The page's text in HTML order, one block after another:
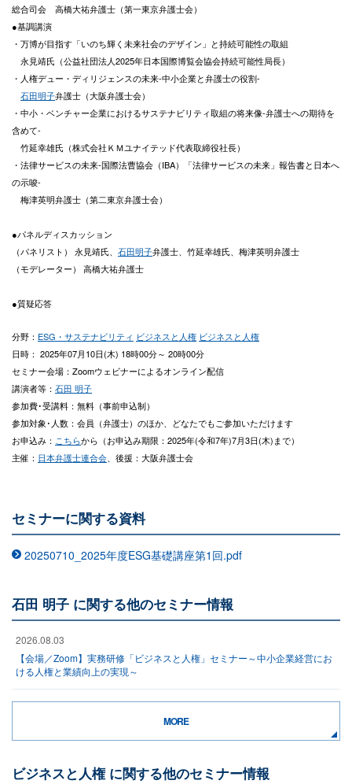
総合司会 高橋大祐弁護士（第一東京弁護士会）
●基調講演
・万博が目指す「いのち輝く未来社会のデザイン」と持続可能性の取組
永見靖氏（公益社団法人2025年日本国際博覧会協会持続可能性局長）
・人権デュー・ディリジェンスの未来-中小企業と弁護士の役割-
石田明子弁護士（大阪弁護士会）
・中小・ベンチャー企業におけるサステナビリティ取組の将来像-弁護士への期待を
含めて-
竹延幸雄氏（株式会社ＫＭユナイテッド代表取締役社長）
・法律サービスの未来-国際法曹協会（IBA）「法律サービスの未来」報告書と日本へ
の示唆-
梅津英明弁護士（第二東京弁護士会）
●パネルディスカッション
（パネリスト） 永見靖氏、 石田明子弁護士、竹延幸雄氏、梅津英明弁護士
（モデレーター） 高橋大祐弁護士
●質疑応答
分野： ESG・サステナビリティ ビジネスと人権 ビジネスと人権
日時： 2025年07月10日(木) 18時00分～ 20時00分
セミナー会場：Zoomウェビナーによるオンライン配信
講演者等： 石田 明子
参加費･受講料：無料（事前申込制）
参加対象･人数： 会員（弁護士）のほか、どなたでもご参加いただけます
お申込み： こちらから（お申込み期限：2025年(令和7年)7月3日(木)まで）
主催： 日本弁護士連合会 、後援：大阪弁護士会
セミナーに関する資料
20250710_2025年度ESG基礎講座第1回.pdf
石田 明子 に関する他のセミナー情報
2026.08.03
【会場／Zoom】実務研修「ビジネスと人権」セミナー～中小企業経営にお
ける人権と業績向上の実現～
MORE
ビジネスと人権 に関する他のセミナー情報